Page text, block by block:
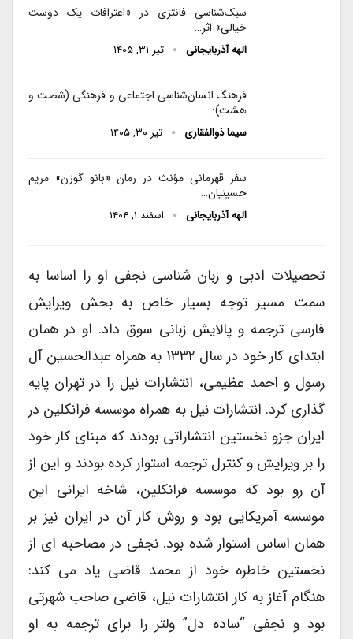
سبک‌شناسی فانتزی در «اعترافات یک دوست
خیالی» اثر…
الهه آذربایجانی تیر ۳۱, ۱۴۰۵
فرهنگ انسان‌شناسی اجتماعی و فرهنگی (شصت و
هشت):…
سیما ذوالفقاری تیر ۳۰, ۱۴۰۵
سفر قهرمانی مؤنث در رمان «بانو گوزن» مریم
حسینیان…
الهه آذربایجانی اسفند ۱, ۱۴۰۴
تحصیلات ادبی و زبان شناسی نجفی او را اساسا به
سمت مسیر توجه بسیار خاص به بخش ویرایش
فارسی ترجمه و پالایش زبانی سوق داد. او در همان
ابتدای کار خود در سال ۱۳۳۲ به همراه عبدالحسین آل
رسول و احمد عظیمی، انتشارات نیل را در تهران پایه
گذاری کرد. انتشارات نیل به همراه موسسه فرانکلین در
ایران جزو نخستین انتشاراتی بودند که مبنای کار خود
را بر ویرایش و کنترل ترجمه استوار کرده بودند و این از
آن رو بود که موسسه فرانکلین، شاخه ایرانی این
موسسه آمریکایی بود و روش کار آن در ایران نیز بر
همان اساس استوار شده بود. نجفی در مصاحبه ای از
نخستین خاطره خود از محمد قاضی یاد می کند:
هنگام آغاز به کار انتشارات نیل، قاضی صاحب شهرتی
بود و نجفی “ساده دل” ولتر را برای ترجمه به او